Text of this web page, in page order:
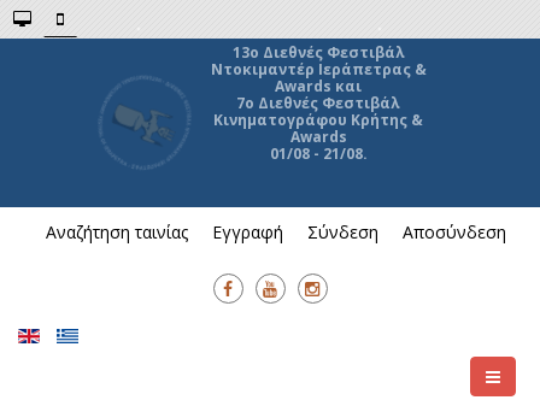
13ο Διεθνές Φεστιβάλ
Ντοκιμαντέρ Ιεράπετρας &
Awards και
7ο Διεθνές Φεστιβάλ
Κινηματογράφου Κρήτης &
Awards
01/08 - 21/08.
Αναζήτηση ταινίας Εγγραφή Σύνδεση Αποσύνδεση